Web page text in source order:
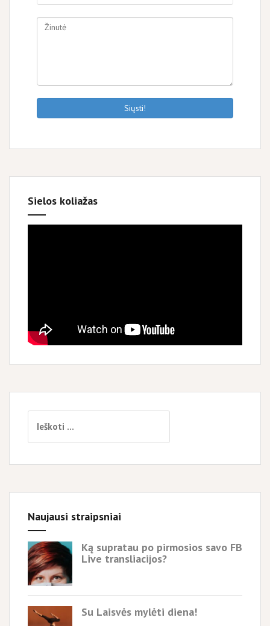
Siųsti!
Sielos koliažas
Naujausi straipsniai
Ką supratau po pirmosios savo FB
Live transliacijos?
Su Laisvės mylėti diena!